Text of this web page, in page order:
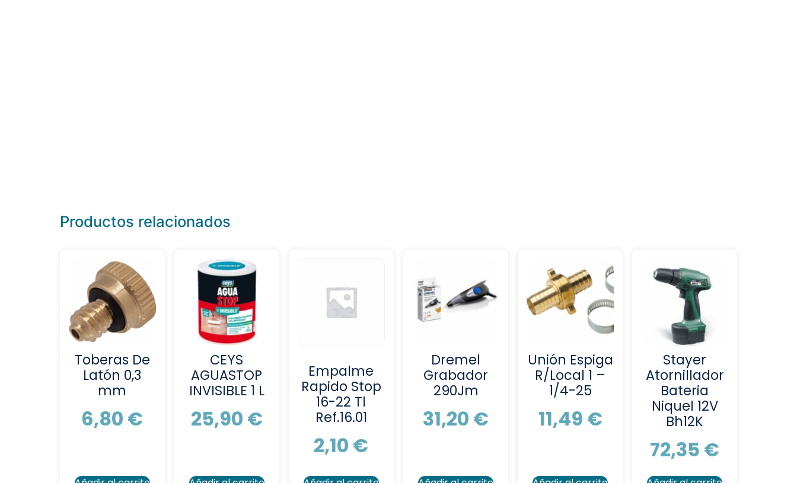
Productos relacionados
Toberas De
Latón 0,3
mm
6,80 €
CEYS
AGUASTOP
INVISIBLE 1 L
25,90 €
Empalme
Rapido Stop
16-22 Tl
Ref.16.01
2,10 €
Dremel
Grabador
290Jm
31,20 €
Unión Espiga
R/Local 1 –
1/4-25
11,49 €
Stayer
Atornillador
Bateria
Niquel 12V
Bh12K
72,35 €